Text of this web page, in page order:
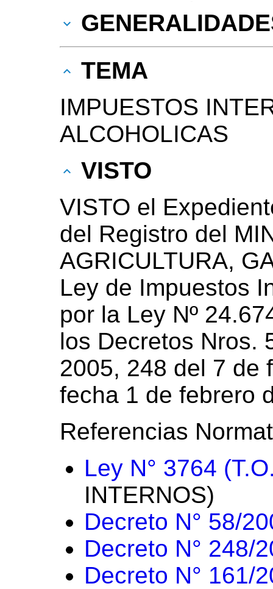
TEMA
IMPUESTOS
ALCOHOLICAS
VISTO
VISTO el
del Registro del
AGRICULTURA,
Ley de Impuestos
por la Ley Nº
los Decretos Nros.
2005, 248 del 7 de
fecha 1 de febrero
Referencias
Ley N° 3764
INTERNOS)
Decreto N° 58/
Decreto N° 248/
Decreto N° 161/